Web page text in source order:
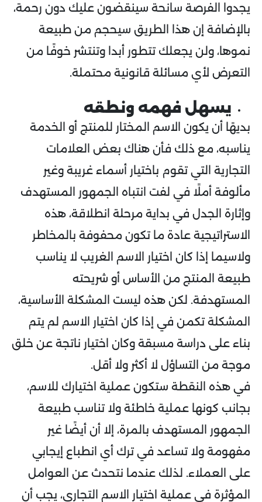
يجدوا الفرصة سانحة سينقضون عليك دون رحمة،
بالإضافة إن هذا الطريق سيحجم من طبيعة
نموها، ولن يجعلك تتطور أبدا وتنتشر خوفًا من
التعرض لأي مسائلة قانونية محتملة.
يسهل فهمه ونطقه
بديهًا أن يكون الاسم المختار للمنتج أو الخدمة
يناسبه، مع ذلك فأن هناك بعض العلامات
التجارية التي تقوم باختيار أسماء غريبة وغير
مألوفة أملًا في لفت انتباه الجمهور المستهدف
وإثارة الجدل في بداية مرحلة انطلاقة، هذه
الاستراتيجية عادة ما تكون محفوفة بالمخاطر
ولاسيما إذا كان اختيار الاسم الغريب لا يناسب
طبيعة المنتج من الأساس أو شريحته
المستهدفة. لكن هذه ليست المشكلة الأساسية،
المشكلة تكمن في إذا كان اختيار الاسم لم يتم
بناء على دراسة مسبقة وكان اختيار ناتجة عن خلق
موجة من التساؤل لا أكثر ولا أقل.
في هذه النقطة ستكون عملية اختيارك للاسم،
بجانب كونها عملية خاطئة ولا تناسب طبيعة
الجمهور المستهدف بالمرة، إلا أن أيضًا غير
مفهومة ولا تساعد في ترك أي انطباع إيجابي
على العملاء. لذلك عندما نتحدث عن العوامل
المؤثرة في عملية اختيار الاسم التجاري، يجب أن